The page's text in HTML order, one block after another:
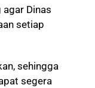
Dinas
setiap
sehingga
segera